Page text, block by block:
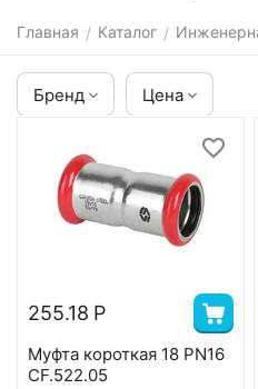
Главная / Каталог /
Бренд Цена
255.18 Р
Муфта короткая 18 PN16
CF.522.05